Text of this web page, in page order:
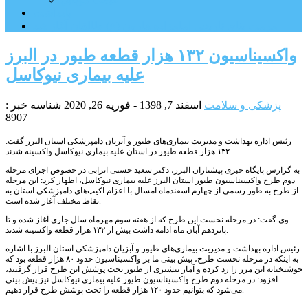
واکسیناسیون ۱۳۲ هزار قطعه طیور در البرز
علیه بیماری نیوکاسل
پزشکی و سلامت اسفند 7, 1398 - فوریه 26, 2020
شناسه خبر :
8907
رئیس اداره بهداشت و مدیریت بیماری‌های طیور و آبزیان دامپزشکی استان البرز گفت:
۱۳۲ هزار قطعه طیور در استان علیه بیماری نیوکاسل واکسینه شدند.
به گزارش پایگاه خبری پیشتازان البرز، دکتر سعید حسنی انزابی در خصوص اجرای مرحله
دوم طرح واکسیناسیون طیور استان البرز علیه بیماری نیوکاسل، اظهار کرد: این مرحله
از طرح به طور رسمی از چهارم اسفندماه امسال با اعزام اکیپ‌های دامپزشکی استان به
نقاط مختلف آغاز شده است.
وی گفت: در مرحله نخست این طرح که از هفته سوم مهرماه سال جاری آغاز شده و تا
پانزدهم آبان ماه ادامه داشت بیش از ۱۳۲ هزار قطعه واکسینه شدند.
رئیس اداره بهداشت و مدیریت بیماری‌های طیور و آبزیان دامپزشکی استان البرز با اشاره
به اینکه در مرحله نخست طرح، پیش بینی ما بر واکسیناسیون حدود ۸۰ هزار قطعه بود که
خوشبختانه این مرز را رد کرده و آمار بیشتری از طیور تحت پوشش این طرح قرار گرفتند،
افزود: در مرحله دوم طرح واکسیناسیون طیور علیه بیماری نیوکاسل نیز پیش بینی
می‌شود که بتوانیم حدود ۱۲۰ هزار قطعه را تحت پوشش طرح قرار دهیم.